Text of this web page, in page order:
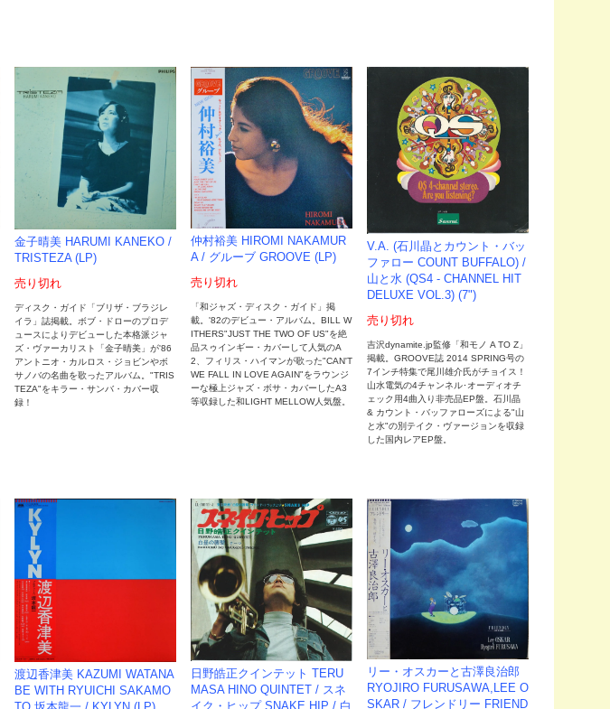
金子晴美 HARUMI KANEKO /
TRISTEZA (LP)
売り切れ
ディスク・ガイド「ブリザ・ブラジレ
イラ」誌掲載。ボブ・ドローのプロデ
ュースによりデビューした本格派ジャ
ズ・ヴァーカリスト「金子晴美」が'86
アントニオ・カルロス・ジョビンやボ
サノバの名曲を歌ったアルバム。"TRIS
TEZA"をキラー・サンバ・カバー収
録！
仲村裕美 HIROMI NAKAMUR
A / グルーブ GROOVE (LP)
売り切れ
「和ジャズ・ディスク・ガイド」掲
載。'82のデビュー・アルバム。BILL W
ITHERS"JUST THE TWO OF US"を絶
品スゥインギー・カバーして人気のA
2、フィリス・ハイマンが歌った"CAN'T
WE FALL IN LOVE AGAIN"をラウンジ
ーな極上ジャズ・ボサ・カバーしたA3
等収録した和LIGHT MELLOW人気盤。
V.A. (石川晶とカウント・バッ
ファロー COUNT BUFFALO) /
山と水 (QS4 - CHANNEL HIT
DELUXE VOL.3) (7")
売り切れ
吉沢dynamite.jp監修「和モノ A TO Z」
掲載。GROOVE誌 2014 SPRING号の
7インチ特集で尾川雄介氏がチョイス！
山水電気の4チャンネル･オーディオチ
ェック用4曲入り非売品EP盤。石川晶
& カウント・バッファローズによる"山
と水"の別テイク・ヴァージョンを収録
した国内レアEP盤。
渡辺香津美 KAZUMI WATANA
BE WITH RYUICHI SAKAMO
日野皓正クインテット TERU
MASA HINO QUINTET / スネ
イク・ヒップ SNAKE HIP / 白
リー・オスカーと古澤良治郎
RYOJIRO FURUSAWA,LEE O
SKAR / フレンドリー FRIEND